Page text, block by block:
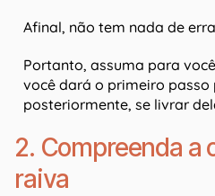
Afinal, não tem nada de
Portanto, assuma para
você dará o primeiro passo
posteriormente, se livrar
2. Compreenda a
raiva